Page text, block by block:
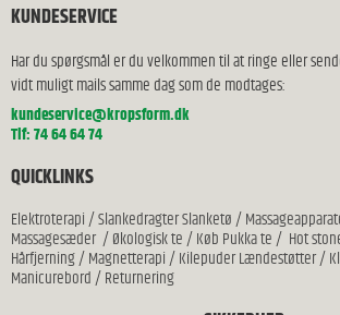
KUNDESERVICE
Har du spørgsmål er du velkommen til at ringe eller
vidt muligt mails samme dag som de modtages:
kundeservice@kropsform.dk
Tlf: 74 64 64 74
QUICKLINKS
Elektroterapi/Slankedragter Slanketø/
Massagesæder/Økologisk te/Køb Pukka te/ Hot
Hårfjerning/Magnetterapi/Kilepuder Lændestøtter/
Manicurebord/Returnering